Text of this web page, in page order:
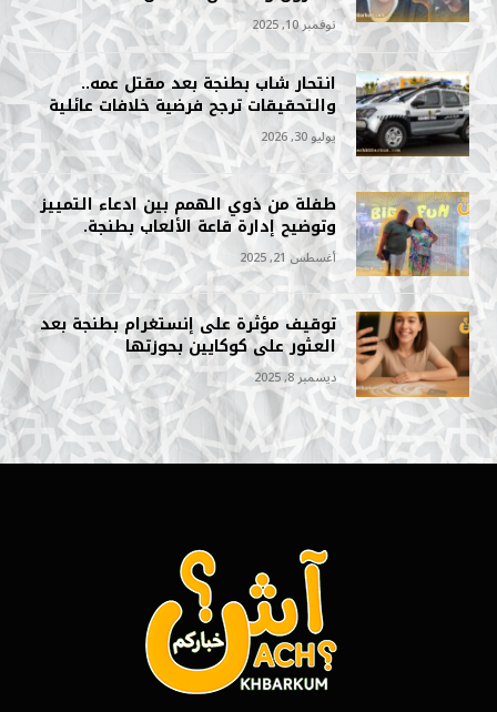
نوفمبر 10, 2025
انتحار شاب بطنجة بعد مقتل عمه..
والتحقيقات ترجح فرضية خلافات عائلية
يوليو 30, 2026
طفلة من ذوي الهمم بين ادعاء التمييز
وتوضيح إدارة قاعة الألعاب بطنجة.
أغسطس 21, 2025
توقيف مؤثرة على إنستغرام بطنجة بعد
العثور على كوكايين بحوزتها
ديسمبر 8, 2025